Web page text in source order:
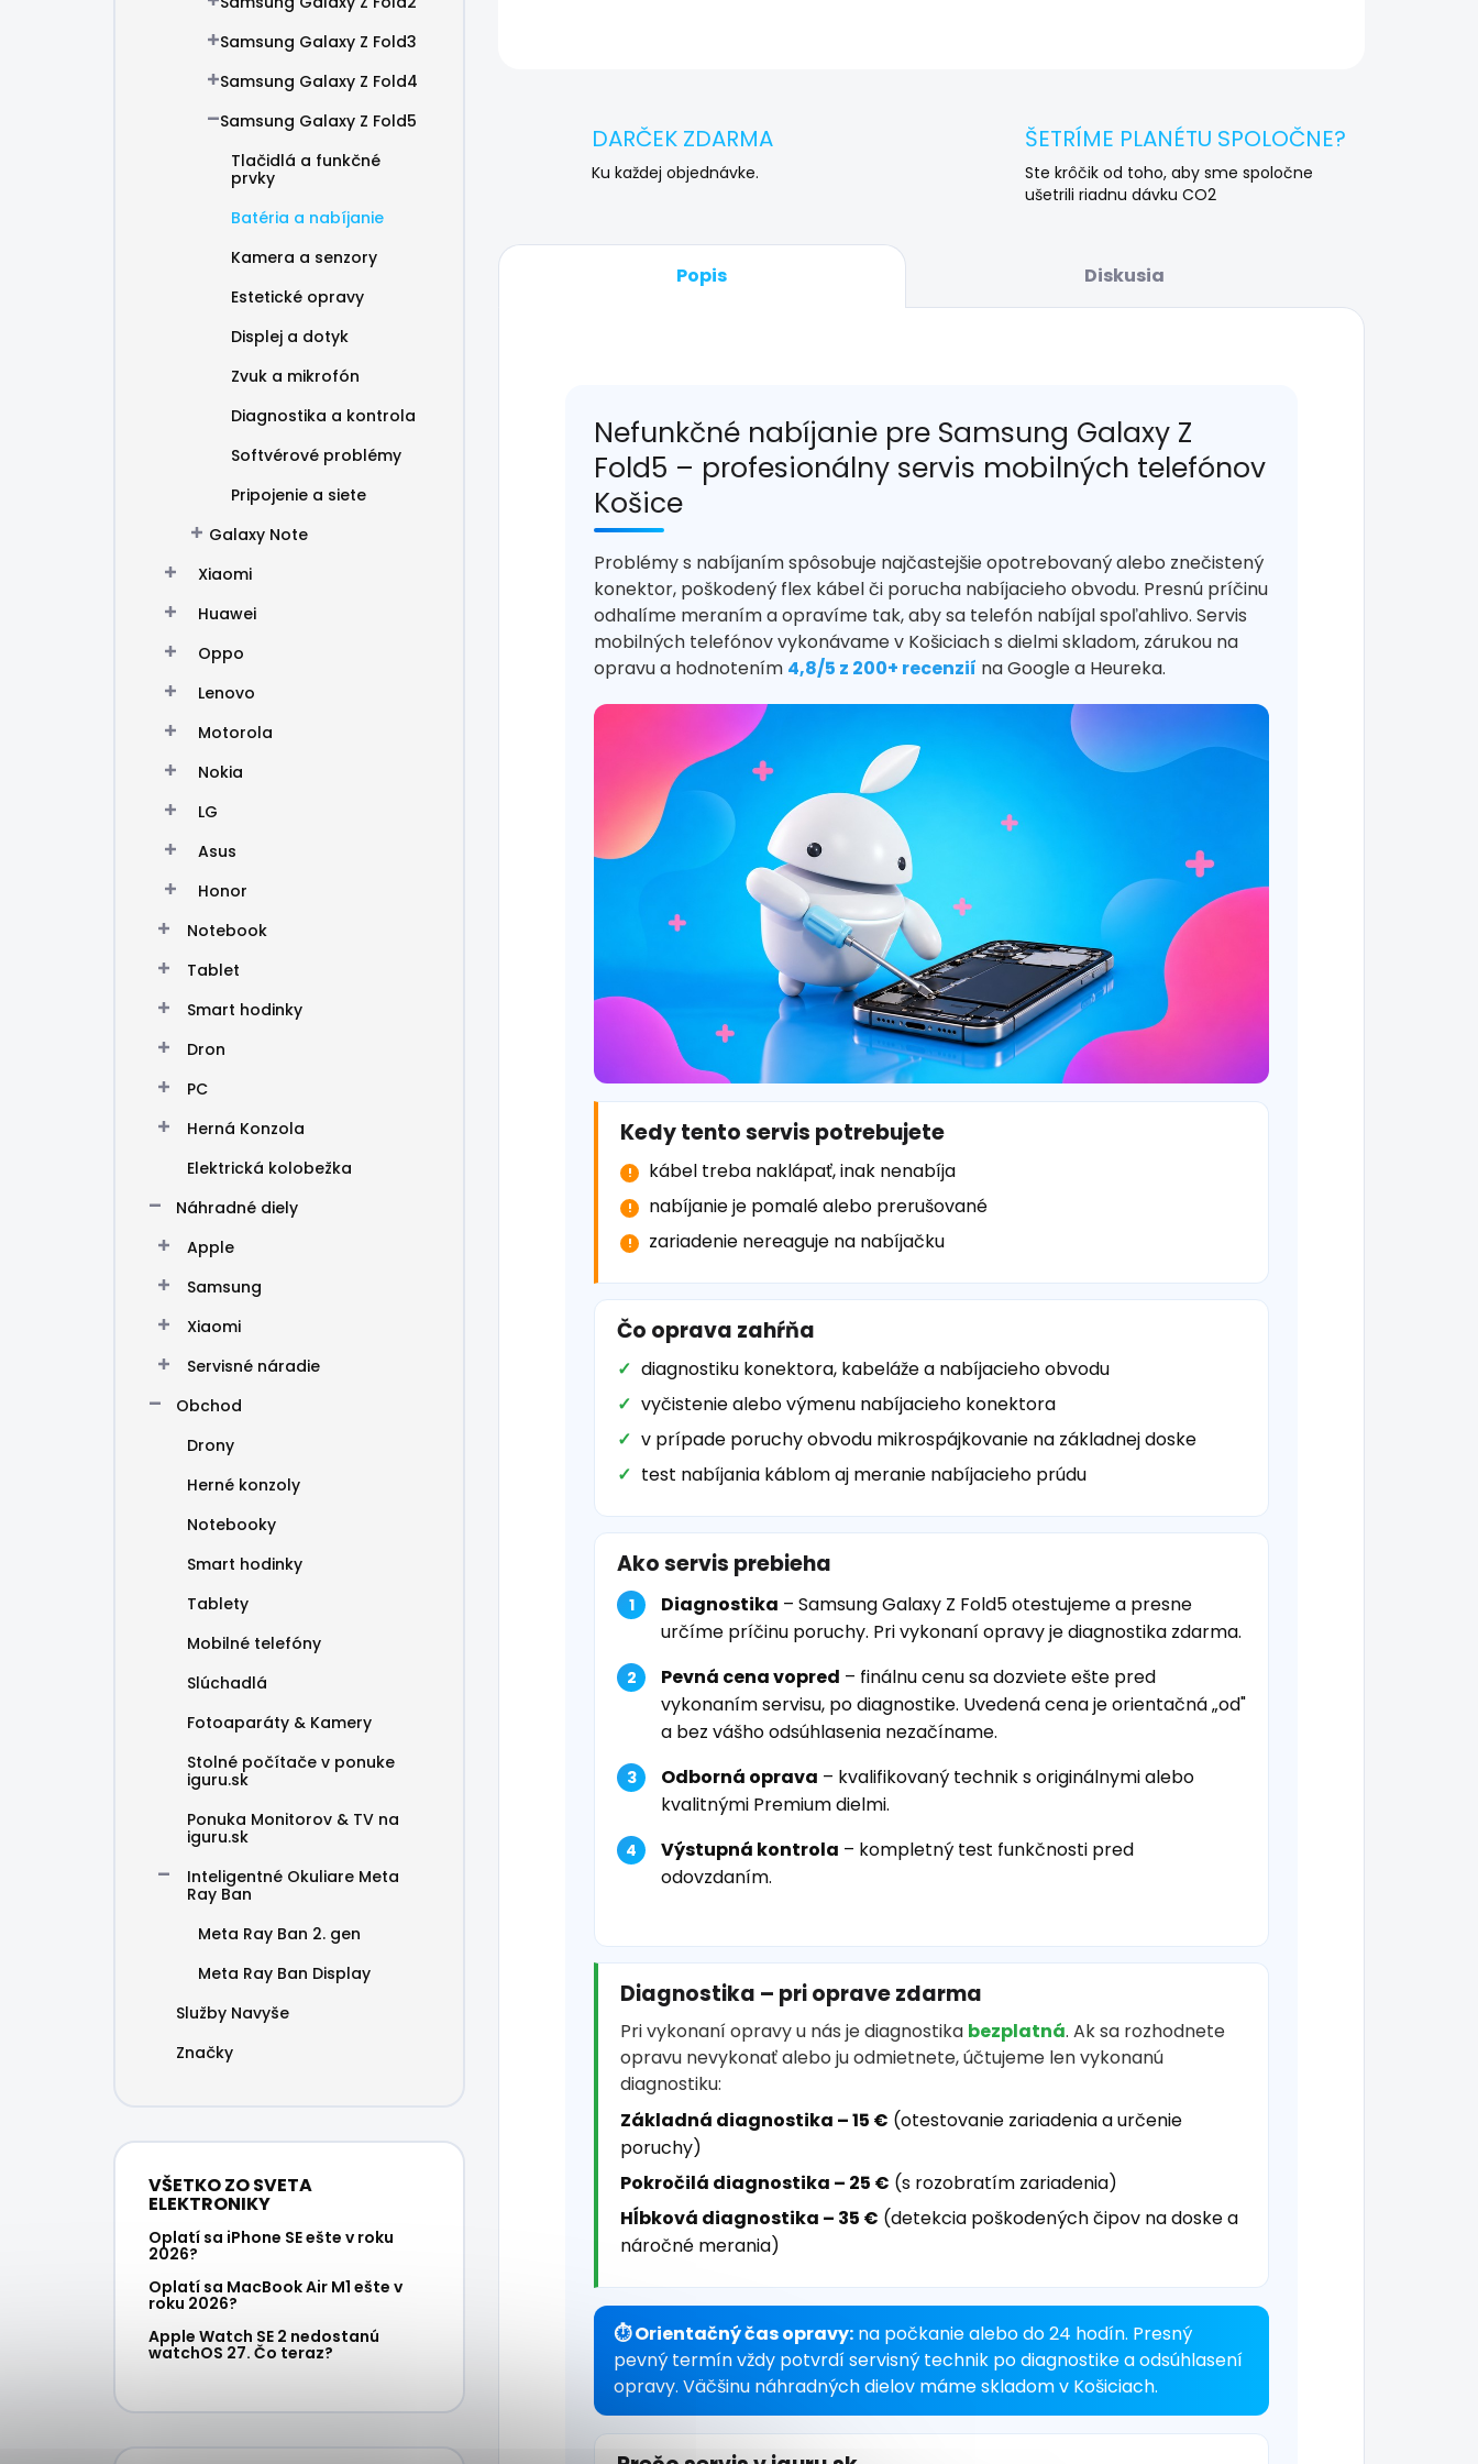
Samsung Galaxy Z Fold3
Samsung Galaxy Z Fold4
Samsung Galaxy Z Fold5
Tlačidlá a funkčné
prvky
Batéria a nabíjanie
Kamera a senzory
Estetické opravy
Displej a dotyk
Zvuk a mikrofón
Diagnostika a kontrola
Softvérové problémy
Pripojenie a siete
Galaxy Note
Xiaomi
Huawei
Oppo
Lenovo
Motorola
Nokia
LG
Asus
Honor
Notebook
Tablet
Smart hodinky
Dron
PC
Herná Konzola
Elektrická kolobežka
Náhradné diely
Apple
Samsung
Xiaomi
Servisné náradie
Obchod
Drony
Herné konzoly
Notebooky
Smart hodinky
Tablety
Mobilné telefóny
Slúchadlá
Fotoaparáty & Kamery
Stolné počítače v ponuke
iguru.sk
Ponuka Monitorov & TV na
iguru.sk
Inteligentné Okuliare Meta
Ray Ban
Meta Ray Ban 2. gen
Meta Ray Ban Display
Služby Navyše
Značky
VŠETKO ZO SVETA
ELEKTRONIKY
Oplatí sa iPhone SE ešte v roku
2026?
Oplatí sa MacBook Air M1 ešte v
roku 2026?
Apple Watch SE 2 nedostanú
watchOS 27. Čo teraz?
DARČEK ZDARMA
Ku každej objednávke.
ŠETRÍME PLANÉTU SPOLOČNE?
Ste krôčik od toho, aby sme spoločne
ušetrili riadnu dávku CO2
Popis Diskusia
Nefunkčné nabíjanie pre Samsung Galaxy Z
Fold5 – profesionálny servis mobilných telefónov
Košice
Problémy s nabíjaním spôsobuje najčastejšie opotrebovaný alebo znečistený
konektor, poškodený flex kábel či porucha nabíjacieho obvodu. Presnú príčinu
odhalíme meraním a opravíme tak, aby sa telefón nabíjal spoľahlivo. Servis
mobilných telefónov vykonávame v Košiciach s dielmi skladom, zárukou na
opravu a hodnotením 4,8/5 z 200+ recenzií na Google a Heureka.
Kedy tento servis potrebujete
kábel treba naklápať, inak nenabíja
nabíjanie je pomalé alebo prerušované
zariadenie nereaguje na nabíjačku
Čo oprava zahŕňa
diagnostiku konektora, kabeláže a nabíjacieho obvodu
vyčistenie alebo výmenu nabíjacieho konektora
v prípade poruchy obvodu mikrospájkovanie na základnej doske
test nabíjania káblom aj meranie nabíjacieho prúdu
Ako servis prebieha
Diagnostika – Samsung Galaxy Z Fold5 otestujeme a presne
určíme príčinu poruchy. Pri vykonaní opravy je diagnostika zdarma.
Pevná cena vopred – finálnu cenu sa dozviete ešte pred
vykonaním servisu, po diagnostike. Uvedená cena je orientačná „od"
a bez vášho odsúhlasenia nezačíname.
Odborná oprava – kvalifikovaný technik s originálnymi alebo
kvalitnými Premium dielmi.
Výstupná kontrola – kompletný test funkčnosti pred
odovzdaním.
Diagnostika – pri oprave zdarma
Pri vykonaní opravy u nás je diagnostika bezplatná. Ak sa rozhodnete
opravu nevykonať alebo ju odmietnete, účtujeme len vykonanú
diagnostiku:
Základná diagnostika – 15 € (otestovanie zariadenia a určenie
poruchy)
Pokročilá diagnostika – 25 € (s rozobratím zariadenia)
Hĺbková diagnostika – 35 € (detekcia poškodených čipov na doske a
náročné merania)
⏱ Orientačný čas opravy: na počkanie alebo do 24 hodín. Presný
pevný termín vždy potvrdí servisný technik po diagnostike a odsúhlasení
opravy. Väčšinu náhradných dielov máme skladom v Košiciach.